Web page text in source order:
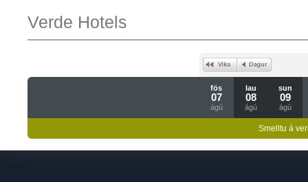
Verde Hotels
fös
07
ágú
lau
08
ágú
sun
09
ágú
Smelltu á